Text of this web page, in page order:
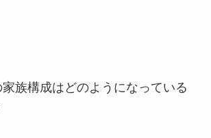
族構成はどのようになっている